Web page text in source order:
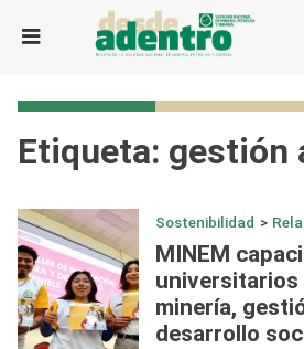
Etiqueta: gestión
Sostenibilidad >
MINEM
universitarios
minería,
desarrollo